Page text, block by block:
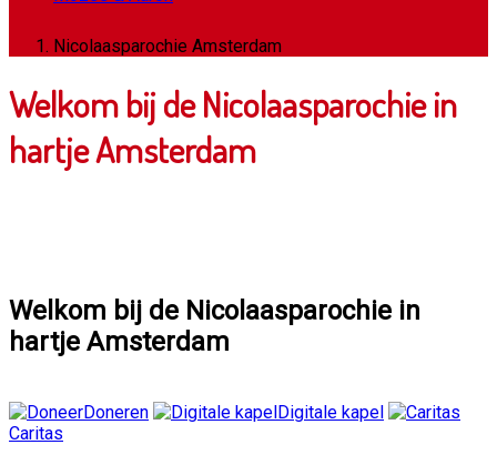
Nicolaasparochie Amsterdam
Welkom bij de Nicolaasparochie in
hartje Amsterdam
Welkom bij de Nicolaasparochie in
hartje Amsterdam
Doneren
Digitale kapel
Caritas